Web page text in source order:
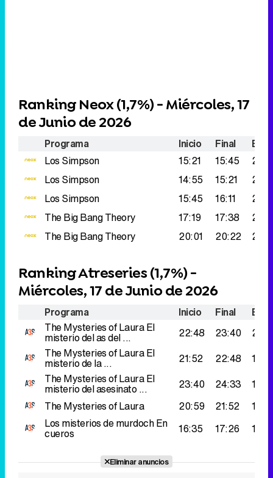
Ranking Neox (1,7%) - Miércoles, 17
de Junio de 2026
Programa Inicio Final
Los Simpson
15:21 15:45
Los Simpson
14:55 15:21
Los Simpson
15:45 16:11
The Big Bang Theory
17:19 17:38
The Big Bang Theory
20:01 20:22
Ranking Atreseries (1,7%) -
Miércoles, 17 de Junio de 2026
Programa Inicio Final
The Mysteries of LauraEl
misterio del as del ... 22:48 23:40
The Mysteries of LauraEl
misterio de la ... 21:52 22:48
The Mysteries of LauraEl
misterio del asesinato ... 23:40 24:33
The Mysteries of Laura
20:59 21:52
Los misterios de murdochEn
cueros 16:35 17:26
Eliminar anuncios